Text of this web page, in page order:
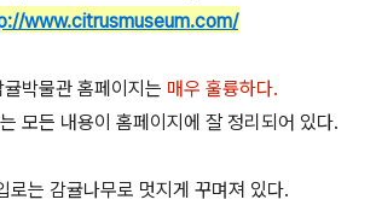
www.citrusmuseum.com/
박물관 홈페이지는 매우 훌륭하다.
모든 내용이 홈페이지에 잘 정리되어 있다.
로는 감귤나무로 멋지게 꾸며져 있다.